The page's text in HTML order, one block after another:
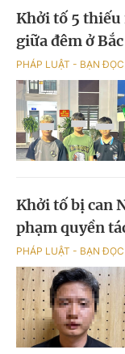
Khởi tố 5 thiếu
giữa đêm ở
PHÁP LUẬT - BẠN ĐỌC
Khởi tố bị can
phạm quyền
PHÁP LUẬT - BẠN ĐỌC